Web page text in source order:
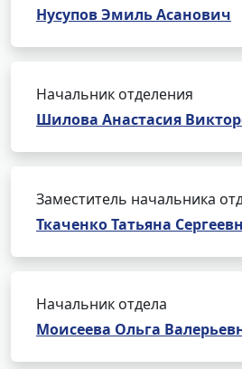
Нусупов Эмиль Асанович
Начальник отделения
Шилова Анастасия
Заместитель начальника
Ткаченко Татьяна
Начальник отдела
Моисеева Ольга